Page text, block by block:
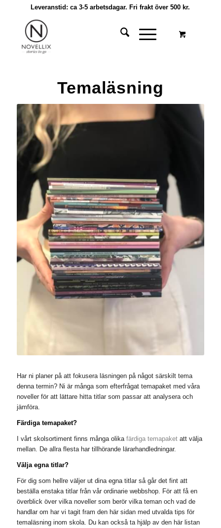
Leveranstid: ca 3-5 arbetsdagar. Fri frakt över 500 kr.
Temaläsning
Har ni planer på att fokusera läsningen på något särskilt tema
denna termin? Ni är många som efterfrågat temapaket med våra
noveller för att lättare hitta titlar som passar att analysera och
jämföra.
Färdiga temapaket?
I vårt skolsortiment finns många olika färdiga temapaketatt välja
mellan. De allra flesta har tillhörande lärarhandledningar.
Välja egna titlar?
För dig som hellre väljer ut dina egna titlar så går det fint att
beställa enstaka titlar från vår ordinarie webbshop. För att få en
överblick över vilka noveller som berör vilka teman och vad de
handlar om har vi tagit fram den här sidan med utvalda tips för
temaläsning inom skola. Du kan också ta hjälp av den här listan